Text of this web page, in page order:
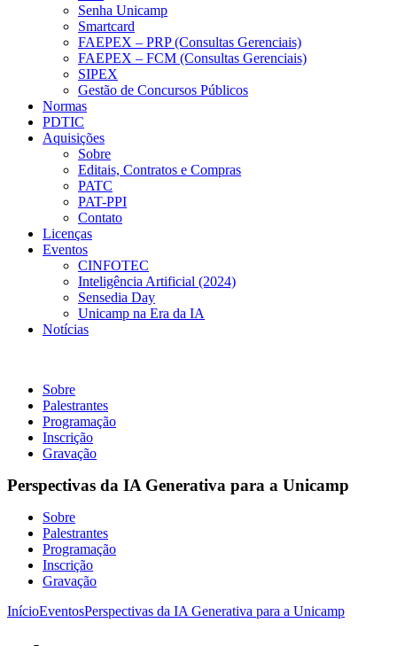
Senha Unicamp
Smartcard
FAEPEX – PRP (Consultas Gerenciais)
FAEPEX – FCM (Consultas Gerenciais)
SIPEX
Gestão de Concursos Públicos
Normas
PDTIC
Aquisições
Sobre
Editais, Contratos e Compras
PATC
PAT-PPI
Contato
Licenças
Eventos
CINFOTEC
Inteligência Artificial (2024)
Sensedia Day
Unicamp na Era da IA
Notícias
Sobre
Palestrantes
Programação
Inscrição
Gravação
Perspectivas da IA Generativa para a Unicamp
Sobre
Palestrantes
Programação
Inscrição
Gravação
InícioEventosPerspectivas da IA Generativa para a Unicamp